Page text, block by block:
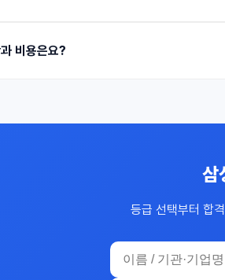
비용은요?
삼
등급 선택부터 합